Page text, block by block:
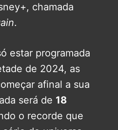
chamada
.
estar programada
de 2024, as
afinal a sua
será de 18
o recorde que